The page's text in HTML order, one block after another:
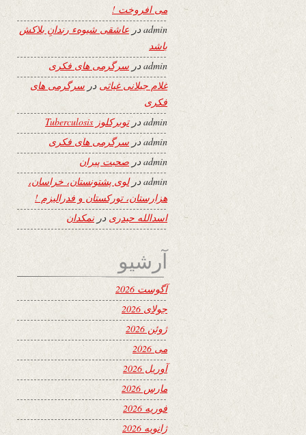
می افروخت !
adminدر عاشقی شیوهء رندانِ بلاکش
باشد
admin در سرگرمی های فکری
غلام جیلانی غیاثی در سرگرمی های
فکری
adminدرتوبرکلوز Tuberculosis
adminدر سرگرمی های فکری
admin در صحبت پیران
adminدرلوی پشتونستان، خراسان،
هزارستان، تورکستان و فدرالیزم !
اسدالله حیدری درنمکدان
آرشیو
آگوست 2026
جولای 2026
ژوئن 2026
می 2026
آوریل 2026
مارس 2026
فوریه 2026
ژانویه 2026